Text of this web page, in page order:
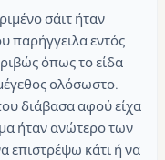
σάιτ ήταν
παρήγγειλα εντός
όπως το είδα
ολόσωστο.
διάβασα αφού είχα
ήταν ανώτερο των
επιστρέψω κάτι ή να